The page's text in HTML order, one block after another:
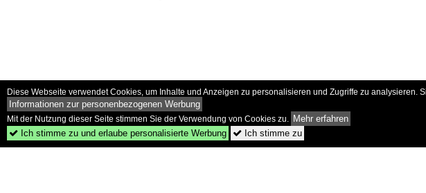
Diese Webseite verwendet Cookies, um Inhalte und Anzeigen zu personalisieren und Zugriffe zu
Informationen zur personenbezogenen Werbung
Mit der Nutzung dieser Seite stimmen Sie der Verwendung von Cookies zu. Mehr erfahren
 Ich stimme zu und erlaube personalisierte Werbung  Ich stimme zu